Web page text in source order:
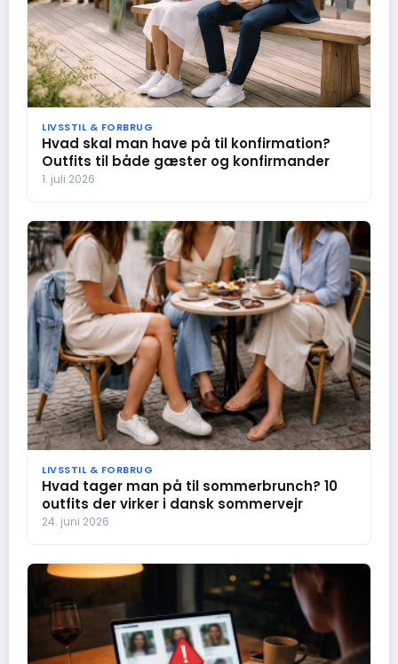
LIVSSTIL & FORBRUG
Hvad skal man have på til konfirmation?
Outfits til både gæster og konfirmander
1. juli 2026
LIVSSTIL & FORBRUG
Hvad tager man på til sommerbrunch? 10
outfits der virker i dansk sommervejr
24. juni 2026